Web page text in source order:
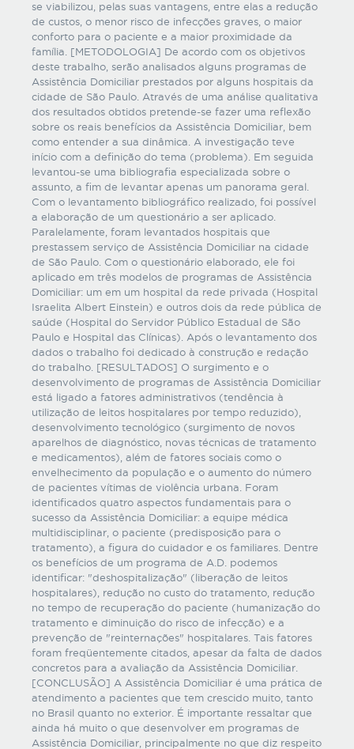
se viabilizou, pelas suas vantagens, entre elas a redução
de custos, o menor risco de infecções graves, o maior
conforto para o paciente e a maior proximidade da
família. [METODOLOGIA] De acordo com os objetivos
deste trabalho, serão analisados alguns programas de
Assistência Domiciliar prestados por alguns hospitais da
cidade de São Paulo. Através de uma análise qualitativa
dos resultados obtidos pretende-se fazer uma reflexão
sobre os reais benefícios da Assistência Domiciliar, bem
como entender a sua dinâmica. A investigação teve
início com a definição do tema (problema). Em seguida
levantou-se uma bibliografia especializada sobre o
assunto, a fim de levantar apenas um panorama geral.
Com o levantamento bibliográfico realizado, foi possível
a elaboração de um questionário a ser aplicado.
Paralelamente, foram levantados hospitais que
prestassem serviço de Assistência Domiciliar na cidade
de São Paulo. Com o questionário elaborado, ele foi
aplicado em três modelos de programas de Assistência
Domiciliar: um em um hospital da rede privada (Hospital
Israelita Albert Einstein) e outros dois da rede pública de
saúde (Hospital do Servidor Público Estadual de São
Paulo e Hospital das Clínicas). Após o levantamento dos
dados o trabalho foi dedicado à construção e redação
do trabalho. [RESULTADOS] O surgimento e o
desenvolvimento de programas de Assistência Domiciliar
está ligado a fatores administrativos (tendência à
utilização de leitos hospitalares por tempo reduzido),
desenvolvimento tecnológico (surgimento de novos
aparelhos de diagnóstico, novas técnicas de tratamento
e medicamentos), além de fatores sociais como o
envelhecimento da população e o aumento do número
de pacientes vítimas de violência urbana. Foram
identificados quatro aspectos fundamentais para o
sucesso da Assistência Domiciliar: a equipe médica
multidisciplinar, o paciente (predisposição para o
tratamento), a figura do cuidador e os familiares. Dentre
os benefícios de um programa de A.D. podemos
identificar: "deshospitalização" (liberação de leitos
hospitalares), redução no custo do tratamento, redução
no tempo de recuperação do paciente (humanização do
tratamento e diminuição do risco de infecção) e a
prevenção de "reinternações" hospitalares. Tais fatores
foram freqüentemente citados, apesar da falta de dados
concretos para a avaliação da Assistência Domiciliar.
[CONCLUSÃO] A Assistência Domiciliar é uma prática de
atendimento a pacientes que tem crescido muito, tanto
no Brasil quanto no exterior. É importante ressaltar que
ainda há muito o que desenvolver em programas de
Assistência Domiciliar, principalmente no que diz respeito